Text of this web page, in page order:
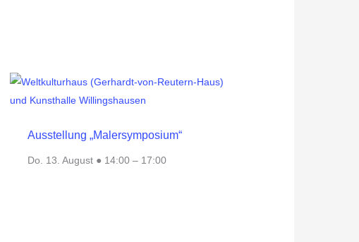
Ausstellung „Malersymposium“
Do. 13. August ● 14:00 – 17:00